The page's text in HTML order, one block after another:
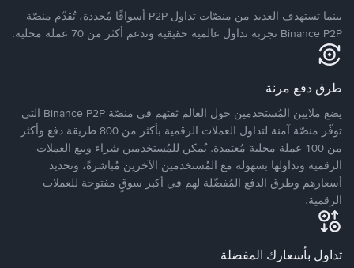
بينما تستهدف العديد من منصّات تداول P2P أسواقًا مُحددة، تُقدّم منصّة
Binance P2P تجربة تداول عالمية حقيقية وتدعم أكثر من 70 عملة محلية.
طرق دفع مرنة
يضع ملايين المُستخدمين حول العالم ثقتهم في منصّة Binance P2P التي
توفّر منصّة آمنة لتداول العملات الرقمية بأكثر من 800 طريقة دفع وأكثر
من 100 عملة محلية مُعتمدة. يُمكن للمُستخدمين شراء وبيع العملات
الرقمية وتداولها بسهولة مع المُستخدمين الآخرين مُباشرةً، وتحديد
أسعارهم وطرق الدفع المُفضّلة لهم في أكبر سوقٍ مفتوحة للعملات
الرقمية.
تداول بأسعارك المفضلة